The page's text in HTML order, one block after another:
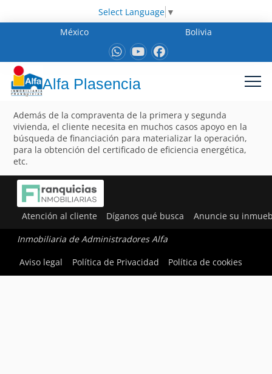
Select Language ▼
México
Bolivia
Alfa Plasencia
Además de la compraventa de la primera y segunda
vivienda, el cliente necesita en muchos casos apoyo en la
búsqueda de financiación para materializar la operación,
para la obtención del certificado de eficiencia energética,
etc.
Atención al cliente Díganos qué busca Anuncie su
Inmobiliaria de Administradores Alfa
Aviso legal
Política de Privacidad Política de cookies